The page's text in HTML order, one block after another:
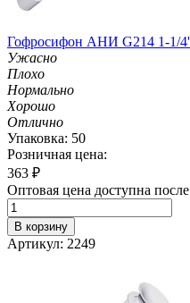
Гофросифон АНИ G214 1-1/
Ужасно
Плохо
Нормально
Хорошо
Отлично
Упаковка: 50
Розничная цена:
363 ₽
Оптовая цена доступна
В корзину
Артикул: 2249